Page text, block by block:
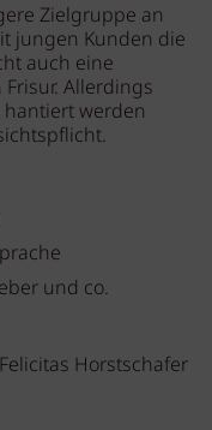
Zielgruppe an
jungen Kunden die
auch eine
Allerdings
werden
und co.
Horstschafer